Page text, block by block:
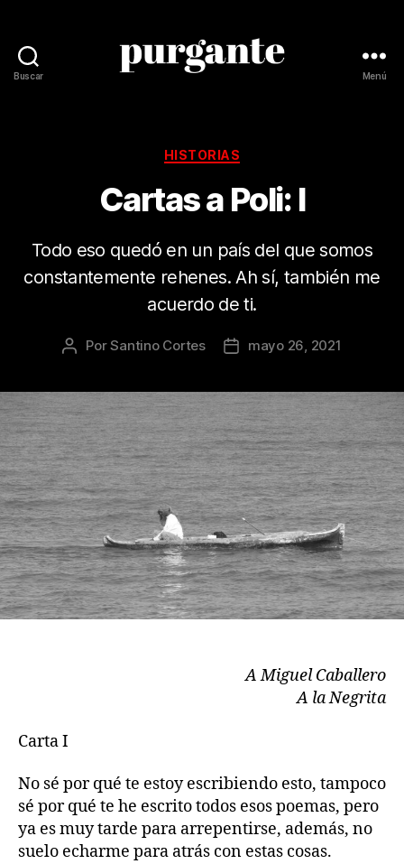
Buscar Menú
Categorías
HISTORIAS
Cartas a Poli: I
Todo eso quedó en un país del que somos
constantemente rehenes. Ah sí, también me
acuerdo de ti.
Autor
publicación
PorSantino Cortes
Fecha
publicación
mayo 26, 2021
A Miguel Caballero
A la Negrita
Carta I
No sé por qué te estoy escribiendo esto, tampoco
sé por qué te he escrito todos esos poemas, pero
ya es muy tarde para arrepentirse, además, no
suelo echarme para atrás con estas cosas.